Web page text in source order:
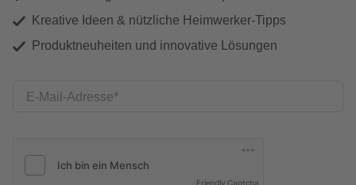
Kreative Ideen & nützliche Heimwerker-Tipps
Produktneuheiten und innovative Lösungen
E-Mail-Adresse
Friendly Captcha